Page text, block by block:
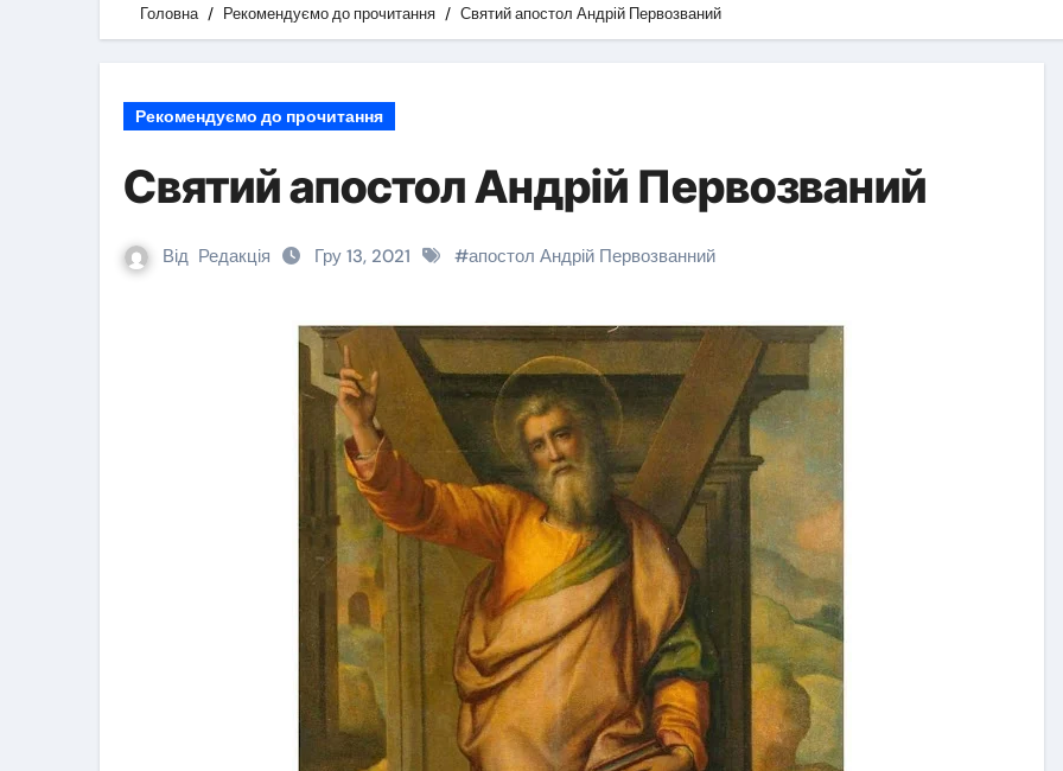
Головна Рекомендуємо до прочитання Святий апостол Андрій Первозваний
Рекомендуємо до прочитання
Святий апостол Андрій Первозваний
Від Редакція Гру 13, 2021 #апостол Андрій Первозванний